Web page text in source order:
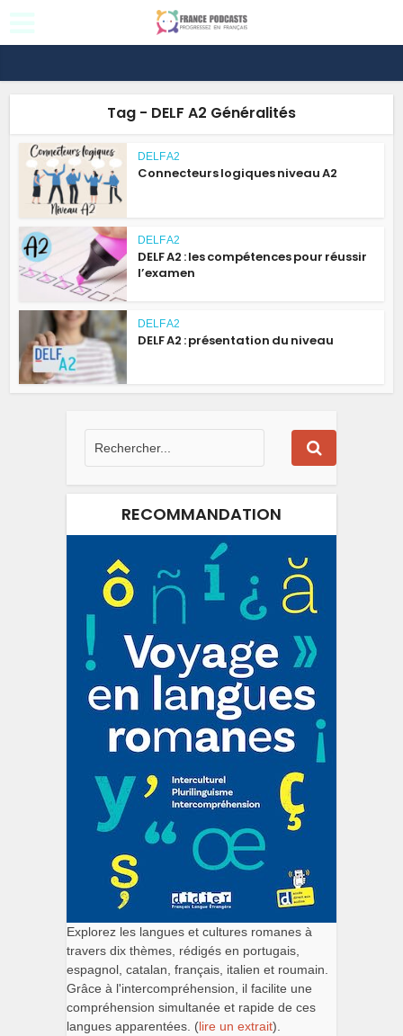
Tag - DELF A2 Généralités
DELF A2
Connecteurs logiques niveau A2
DELF A2
DELF A2 : les compétences pour réussir
l’examen
DELF A2
DELF A2 : présentation du niveau
RECOMMANDATION
Explorez les langues et cultures romanes à
travers dix thèmes, rédigés en portugais,
espagnol, catalan, français, italien et roumain.
Grâce à l'intercompréhension, il facilite une
compréhension simultanée et rapide de ces
langues apparentées. (lire un extrait).